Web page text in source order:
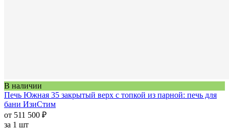
В наличии
Печь Южная 35 закрытый верх с топкой из парной: печь для
бани ИзиСтим
от 511 500 ₽
за 1 шт